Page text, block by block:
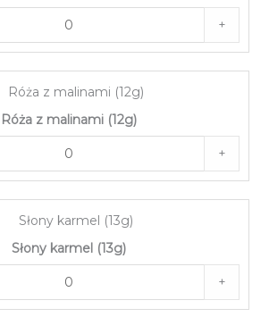
+
Róża z malinami (12g)
+
Słony karmel (13g)
+